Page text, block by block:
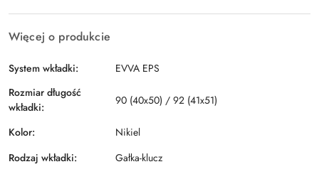
Więcej o produkcie
System wkładki:
EVVA EPS
Rozmiar długość
wkładki:
90 (40x50) / 92 (41x51)
Kolor:
Nikiel
Rodzaj wkładki:
Gałka-klucz